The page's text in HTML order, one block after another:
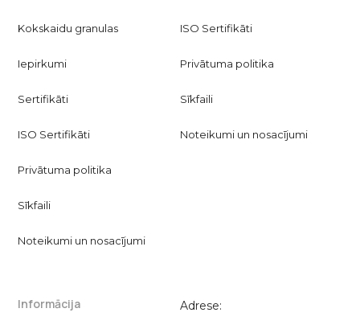
Kokskaidu granulas
Iepirkumi
Sertifikāti
ISO Sertifikāti
Privātuma politika
Sīkfaili
Noteikumi un nosacījumi
ISO Sertifikāti
Privātuma politika
Sīkfaili
Noteikumi un nosacījumi
Informācija Adrese: